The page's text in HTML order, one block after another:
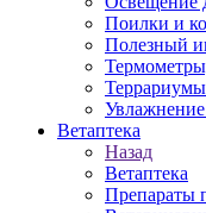
Поилки и
Полезный
Ветаптека
Назад
Ветаптека
Препараты